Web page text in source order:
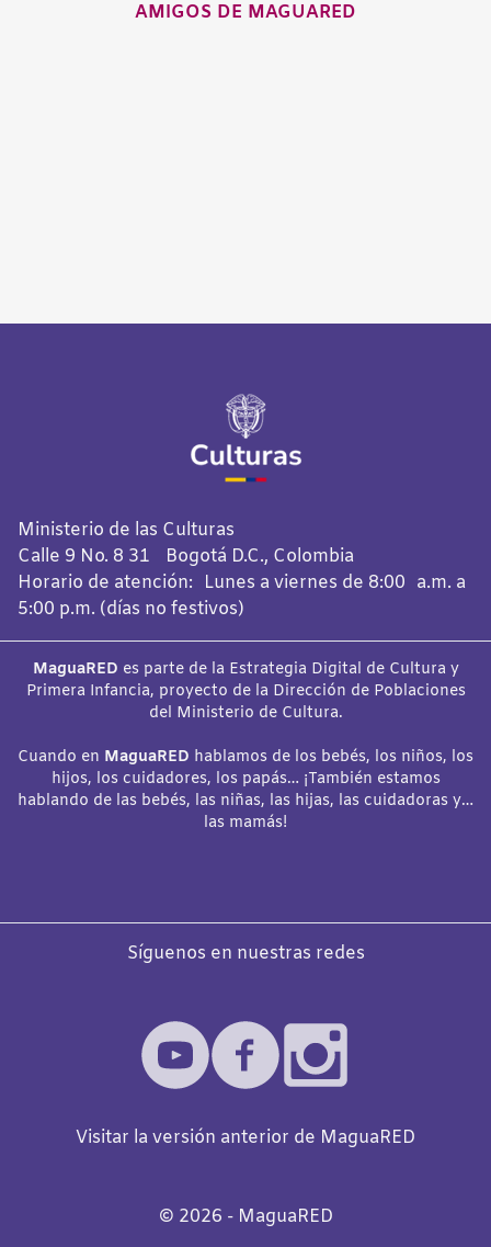
AMIGOS DE MAGUARED
Ministerio de las Culturas
Calle 9 No. 8 31 Bogotá D.C., Colombia
Horario de atención: Lunes a viernes de 8:00 a.m. a
5:00 p.m. (días no festivos)
MaguaRED es parte de la Estrategia Digital de Cultura y
Primera Infancia, proyecto de la Dirección de Poblaciones
del Ministerio de Cultura.
Cuando en MaguaRED hablamos de los bebés, los niños, los
hijos, los cuidadores, los papás… ¡También estamos
hablando de las bebés, las niñas, las hijas, las cuidadoras y…
las mamás!
Síguenos en nuestras redes
Visitar la versión anterior de MaguaRED
©️ 2026 - MaguaRED